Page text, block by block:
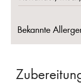
Bekannte